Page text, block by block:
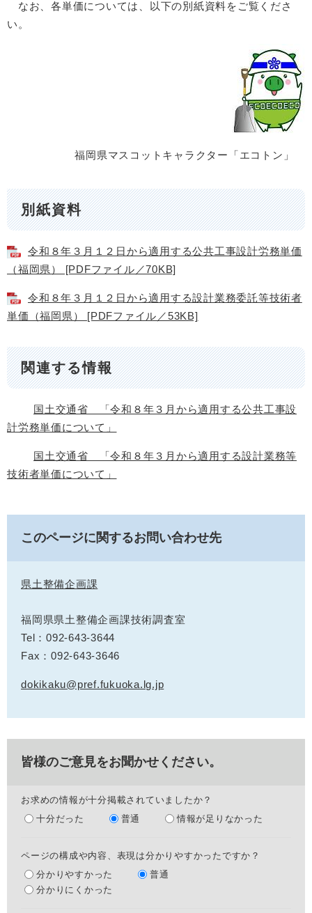
なお、各単価については、以下の別紙資料をご覧くださ
い。
福岡県マスコットキャラクター「エコトン」
別紙資料
令和８年３月１２日から適用する公共工事設計労務単価
（福岡県） [PDFファイル／70KB]
令和８年３月１２日から適用する設計業務委託等技術者
単価（福岡県） [PDFファイル／53KB]
関連する情報
国土交通省 「令和８年３月から適用する公共工事設
計労務単価について」
国土交通省 「令和８年３月から適用する設計業務等
技術者単価について」
このページに関するお問い合わせ先
県土整備企画課
福岡県県土整備企画課技術調査室
Tel：092-643-3644
Fax：092-643-3646
dokikaku@pref.fukuoka.lg.jp
皆様のご意見をお聞かせください。
お求めの情報が十分掲載されていましたか？
十分だった
普通 情報が足りなかった
ページの構成や内容、表現は分かりやすかったですか？
分かりやすかった
普通
分かりにくかった